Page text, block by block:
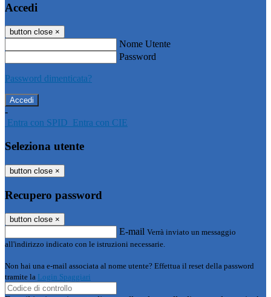
Accedi
button close ×
Nome Utente
Password
Password dimenticata?
-
Entra con SPID Entra con CIE
Seleziona utente
button close ×
Recupero password
button close ×
E-mail Verrà inviato un messaggio
all'indirizzo indicato con le istruzioni necessarie.
Non hai una e-mail associata al nome utente? Effettua il reset della password
tramite la Login Spaggiari